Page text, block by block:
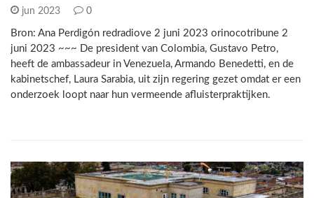
jun 2023 0
Bron: Ana Perdigón redradiove 2 juni 2023 orinocotribune 2
juni 2023 ~~~ De president van Colombia, Gustavo Petro,
heeft de ambassadeur in Venezuela, Armando Benedetti, en de
kabinetschef, Laura Sarabia, uit zijn regering gezet omdat er een
onderzoek loopt naar hun vermeende afluisterpraktijken.